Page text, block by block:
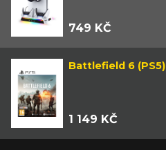
749 KČ
Battlefield 6 (PS5)
1 149 KČ